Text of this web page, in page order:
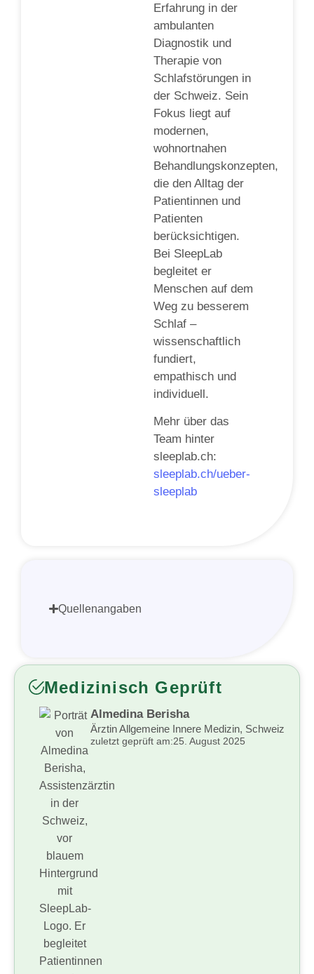
Erfahrung in der
ambulanten
Diagnostik und
Therapie von
Schlafstörungen in
der Schweiz. Sein
Fokus liegt auf
modernen,
wohnortnahen
Behandlungskonzepten,
die den Alltag der
Patientinnen und
Patienten
berücksichtigen.
Bei SleepLab
begleitet er
Menschen auf dem
Weg zu besserem
Schlaf –
wissenschaftlich
fundiert,
empathisch und
individuell.
Mehr über das
Team hinter
sleeplab.ch:
sleeplab.ch/ueber-
sleeplab
Quellenangaben
Medizinisch Geprüft
Almedina Berisha
Ärztin Allgemeine Innere Medizin, Schweiz
zuletzt geprüft am:25. August 2025